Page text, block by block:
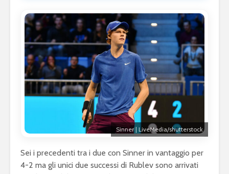
Sinner | LiveMedia/shutterstock
Sei i precedenti tra i due con Sinner in vantaggio per
4-2 ma gli unici due successi di Rublev sono arrivati